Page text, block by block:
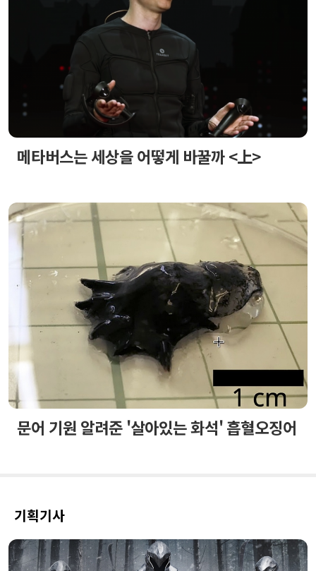
메타버스는 세상을 어떻게 바꿀까 <上>
문어 기원 알려준 '살아있는 화석' 흡혈오징어
기획기사